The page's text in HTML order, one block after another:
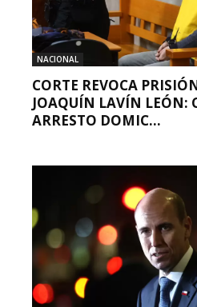
NACIONAL
CORTE REVOCA
JOAQUÍN LAVÍN LEÓN:
ARRESTO DOMIC...